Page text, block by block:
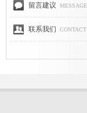
留言建议 MESSAGE
联系我们 CONTACT